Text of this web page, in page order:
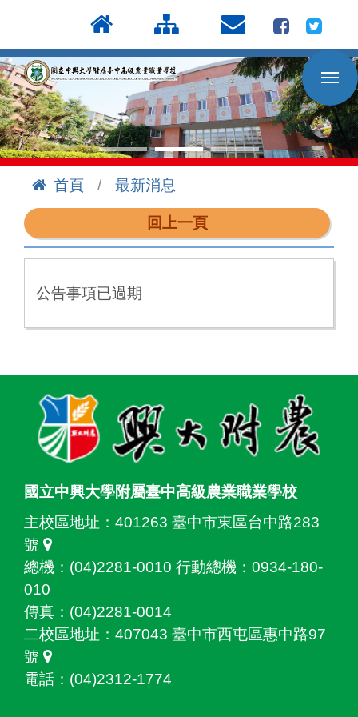
到
主
要
內
容
區
首頁
最新消息
回上一頁
公告事項已過期
國立中興大學附屬臺中高級農業職業學校
主校區地址： 401263 臺中市東區台中路283
號
總機：(04)2281-0010 行動總機：0934-180-
010
傳真：(04)2281-0014
二校區地址： 407043 臺中市西屯區惠中路97
號
電話：(04)2312-1774